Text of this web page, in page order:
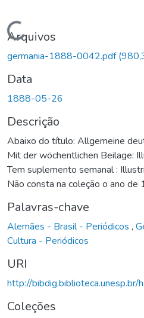
Carregando...
Arquivos
germania-1888-0042.pdf
Data
1888-05-26
Descrição
Abaixo do título: Allgemeine
Mit der wöchentlichen Beilage:
Tem suplemento semanal :
Não consta na coleção o ano de
Palavras-chave
Alemães - Brasil - Periódicos ,
Cultura - Periódicos
URI
http://
Coleções